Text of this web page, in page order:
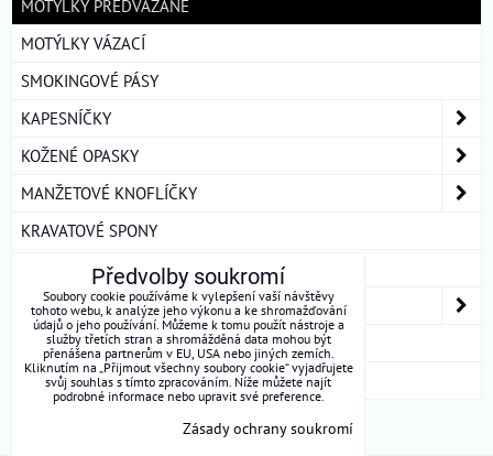
MOTÝLKY PŘEDVÁZÁNÉ
MOTÝLKY VÁZACÍ
SMOKINGOVÉ PÁSY
KAPESNÍČKY
KOŽENÉ OPASKY
MANŽETOVÉ KNOFLÍČKY
KRAVATOVÉ SPONY
DÁMSKÉ ŠÁTKY A ŠÁLY
DÁRKOVÁ BALENÍ
ROUŠKY BAVLNA
Předvolby soukromí
Soubory cookie používáme k vylepšení vaší návštěvy
tohoto webu, k analýze jeho výkonu a ke shromažďování
údajů o jeho používání. Můžeme k tomu použít nástroje a
služby třetích stran a shromážděná data mohou být
přenášena partnerům v EU, USA nebo jiných zemích.
Kliknutím na „Přijmout všechny soubory cookie“ vyjadřujete
svůj souhlas s tímto zpracováním. Níže můžete najít
podrobné informace nebo upravit své preference.
Zásady ochrany soukromí